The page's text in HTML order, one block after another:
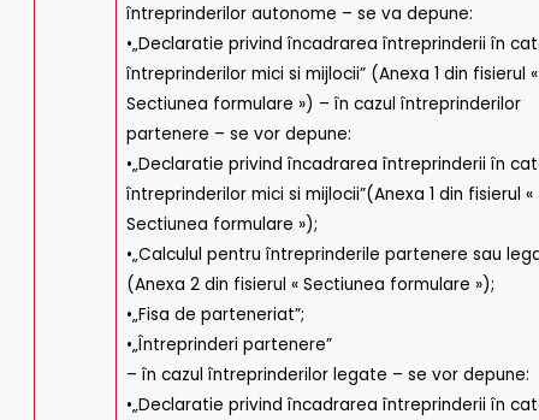
întreprinderilor autonome – se va depune:
•„Declaratie privind încadrarea întreprinderii în
întreprinderilor mici si mijlocii” (Anexa 1 din fisierul «
Sectiunea formulare ») – în cazul întreprinderilor
partenere – se vor depune:
•„Declaratie privind încadrarea întreprinderii în
întreprinderilor mici si mijlocii”(Anexa 1 din fisierul «
Sectiunea formulare »);
•„Calculul pentru întreprinderile partenere sau
(Anexa 2 din fisierul « Sectiunea formulare »);
•„Fisa de parteneriat”;
•„Întreprinderi partenere”
– în cazul întreprinderilor legate – se vor depune:
•„Declaratie privind încadrarea întreprinderii în